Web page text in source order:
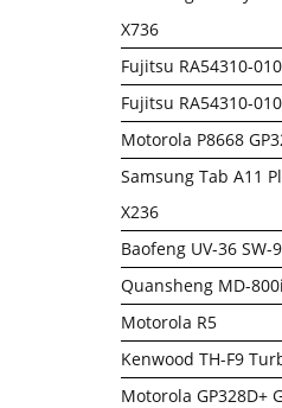
X736
Fujitsu RA54310-
Fujitsu RA54310-
Motorola P8668
Samsung Tab A11
X236
Baofeng UV-36 SW-
Quansheng MD-
Motorola R5
Kenwood TH-F9
Motorola GP328D+